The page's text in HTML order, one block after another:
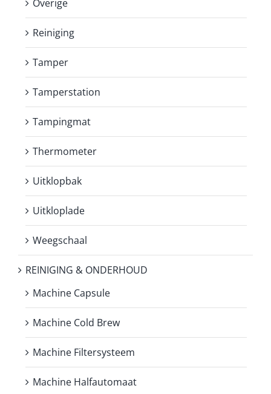
Overige
Reiniging
Tamper
Tamperstation
Tampingmat
Thermometer
Uitklopbak
Uitkloplade
Weegschaal
REINIGING & ONDERHOUD
Machine Capsule
Machine Cold Brew
Machine Filtersysteem
Machine Halfautomaat